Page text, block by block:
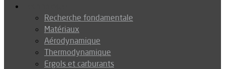
Recherche fondamentale
Matériaux
Aérodynamique
Thermodynamique
Ergols et carburants